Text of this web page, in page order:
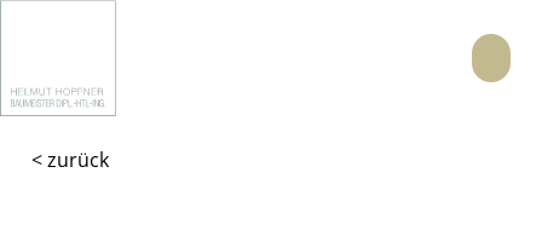
Menü
< zurück